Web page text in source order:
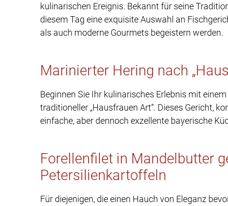
kulinarischen Ereignis. Bekannt für seine
diesem Tag eine exquisite Auswahl an
als auch moderne Gourmets begeistern werden.
Marinierter Hering nach
Beginnen Sie Ihr kulinarisches Erlebnis mit
traditioneller „Hausfrauen Art“. Dieses Gericht,
einfache, aber dennoch exzellente bayerische
Forellenfilet in Mandelbutter
Petersilienkartoffeln
Für diejenigen, die einen Hauch von Eleganz